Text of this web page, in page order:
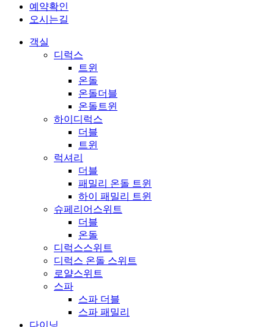
예약확인
오시는길
객실
디럭스
트윈
온돌
온돌더블
온돌트윈
하이디럭스
더블
트윈
럭셔리
더블
패밀리 온돌 트윈
하이 패밀리 트윈
슈페리어스위트
더블
온돌
디럭스스위트
디럭스 온돌 스위트
로얄스위트
스파
스파 더블
스파 패밀리
다이닝